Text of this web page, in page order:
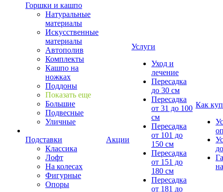
Горшки и кашпо
Натуральные
материалы
Искусственные
материалы
Автополив
Комплекты
Кашпо на
ножках
Поддоны
Показать еще
Большие
Подвесные
Уличные
Подставки
Классика
Лофт
На колесах
Фигурные
Опоры
Акции
Услуги
Уход и
лечение
Пересадка
до 30 см
Пересадка
от 31 до 100
см
Пересадка
от 101 до
150 см
Пересадка
от 151 до
180 см
Пересадка
от 181 до
Как